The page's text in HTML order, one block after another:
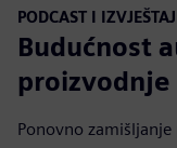
PODCAST I IZVJEŠTAJ
Budućnost
proizvodnje
Ponovno